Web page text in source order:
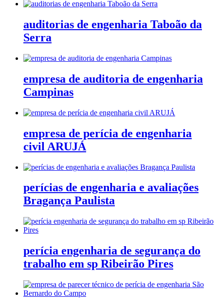
auditorias de engenharia Taboão da
Serra
empresa de auditoria de engenharia
Campinas
empresa de perícia de engenharia
civil ARUJÁ
perícias de engenharia e avaliações
Bragança Paulista
perícia engenharia de segurança do
trabalho em sp Ribeirão Pires